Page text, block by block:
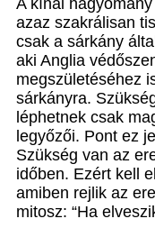
A kínai
azaz szakrálisan
csak a sárkány
aki Anglia
megszületéséhez
sárkányra.
léphetnek csak
legyőzői. Pont ez
Szükség van az
időben. Ezért kell
amiben rejlik az
mitosz: “Ha